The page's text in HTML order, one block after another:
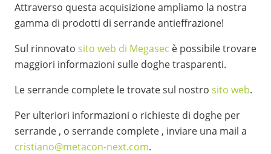
Attraverso questa acquisizione ampliamo la nostra
gamma di prodotti di serrande antieffrazione!
Sul rinnovato sito web di Megasec è possibile trovare
maggiori informazioni sulle doghe trasparenti.
Le serrande complete le trovate sul nostro sito web.
Per ulteriori informazioni o richieste di doghe per
serrande , o serrande complete , inviare una mail a
cristiano@metacon-next.com.